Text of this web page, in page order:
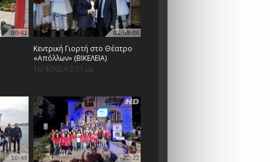
00:41 01:59:08
Κεντρική Γιορτή στο Θέατρο
«Απόλλων» (ΒΙΚΕΛΕΙΑ)
10/4/2024 3:31 μμ
10:49 20:22